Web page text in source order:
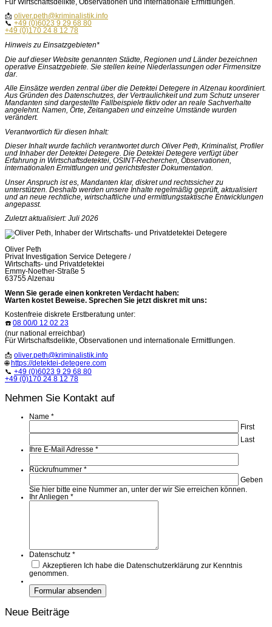
Für Wirtschaftsdelikte, Observationen und internationale Ermittlungen.
📩 oliver.peth@kriminalistik.info
📞 +49 (0)6023 9 29 68 80
+49 (0)170 24 8 12 78
Hinweis zu Einsatzgebieten*
Die auf dieser Website genannten Städte, Regionen und Länder bezeichnen
operative Einsatzgebiete. Sie stellen keine Niederlassungen oder Firmensitze
dar.
Alle Einsätze werden zentral über die Detektei Detegere in Alzenau koordiniert.
Aus Gründen des Datenschutzes, der Vertraulichkeit und zum Schutz unserer
Mandanten sind dargestellte Fallbeispiele fiktiv oder an reale Sachverhalte
angelehnt. Namen, Orte, Zeitangaben und einzelne Umstände wurden
verändert.
Verantwortlich für diesen Inhalt:
Dieser Inhalt wurde fachlich verantwortet durch Oliver Peth, Kriminalist, Profiler
und Inhaber der Detektei Detegere. Die Detektei Detegere verfügt über
Erfahrung in Wirtschaftsdetektei, OSINT-Recherchen, Observationen,
internationalen Ermittlungen und gerichtsfester Dokumentation.
Unser Anspruch ist es, Mandanten klar, diskret und rechtssicher zu
unterstützen. Deshalb werden unsere Inhalte regelmäßig geprüft, aktualisiert
und an neue rechtliche, wirtschaftliche und ermittlungstaktische Entwicklungen
angepasst.
Zuletzt aktualisiert: Juli 2026
Oliver Peth
Privat Investigation Service Detegere /
Wirtschafts- und Privatdetektei
Emmy-Noether-Straße 5
63755 Alzenau
Wenn Sie gerade einen konkreten Verdacht haben:
Warten kostet Beweise. Sprechen Sie jetzt diskret mit uns:
Kostenfreie diskrete Erstberatung unter:
☎️ 08 00/0 12 02 23
(nur national erreichbar)
Für Wirtschaftsdelikte, Observationen und internationale Ermittlungen.
📩 oliver.peth@kriminalistik.info
🌐 https://detektei-detegere.com
📞 +49 (0)6023 9 29 68 80
+49 (0)170 24 8 12 78
Nehmen Sie Kontakt auf
Name *
First
Last
Ihre E-Mail Adresse *
Rückrufnummer *
Geben
Sie hier bitte eine Nummer an, unter der wir Sie erreichen können.
Ihr Anliegen *
Datenschutz *
Akzeptieren Ich habe die Datenschutzerklärung zur Kenntnis
genommen.
Neue Beiträge